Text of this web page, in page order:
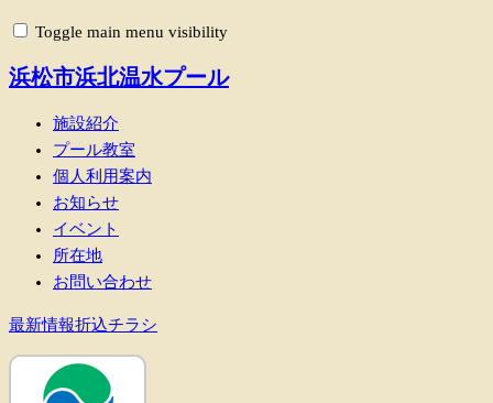
Toggle main menu visibility
浜松市浜北温水プール
施設紹介
プール教室
個人利用案内
お知らせ
イベント
所在地
お問い合わせ
最新情報折込チラシ